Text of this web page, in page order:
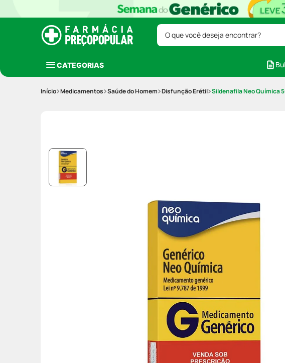
O que você deseja encontrar?
CATEGORIAS
Medicamentos Saúde do Homem Disfunção Erétil Sildenafila Neo Química